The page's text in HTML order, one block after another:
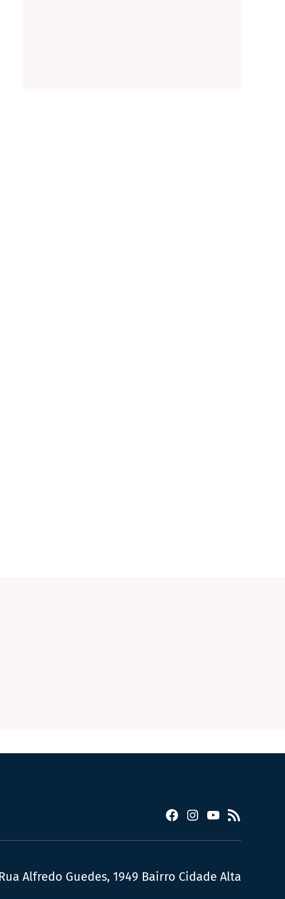
Facebook
Instagram
YouTube
RSS
Alfredo Guedes, 1949 Bairro Cidade Alta